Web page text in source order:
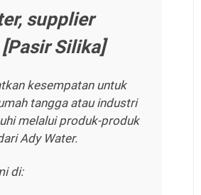
supplier
Silika]
kesempatan untuk
tangga atau industri
melalui produk-produk
Ady Water.
di: